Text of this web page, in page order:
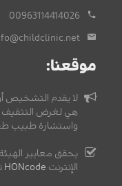
00963114414026
موقعنا:
لا يقدم التشخيص
هي لغرض
واستشارة طبيب
يحقق معايير
الإنترنت HONcode